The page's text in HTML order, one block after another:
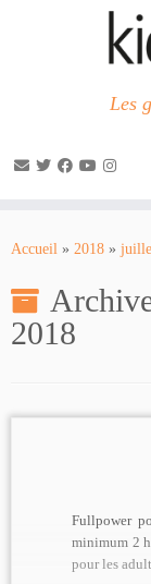
Les
Accueil » 2018 »
2018
Fullpower
minimum 2
pour les